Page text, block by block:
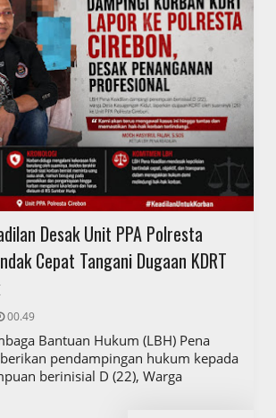
Desak Unit PPA Polresta
Cepat Tangani Dugaan KDRT
00.49
Bantuan Hukum (LBH) Pena
pendampingan hukum kepada
berinisial D (22), Warga